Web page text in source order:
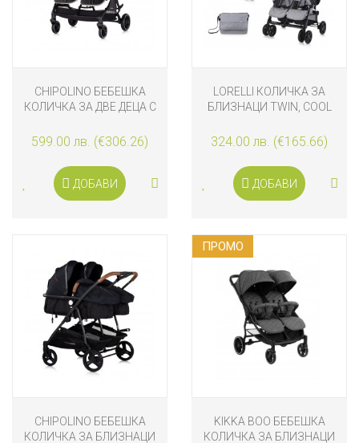
CHIPOLINO БЕБЕШКА
КОЛИЧКА ЗА ДВЕ ДЕЦА С
СГЪВАНЕ TWINITY,
ТИРАМИСУ
599.00 лв. (€306.26)
ДОБАВИ
LORELLI КОЛИЧКА ЗА
БЛИЗНАЦИ TWIN, COOL
324.00 лв. (€165.66)
ДОБАВИ
CHIPOLINO БЕБЕШКА
КОЛИЧКА ЗА БЛИЗНАЦИ
ПРОМO
KIKKA BOO БЕБЕШКА
КОЛИЧКА ЗА БЛИЗНАЦИ